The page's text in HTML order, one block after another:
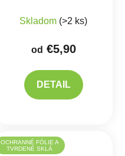
Skladom (>2 ks)
od €5,90
DETAIL
OCHRANNÉ FÓLIE A
TVRDENÉ SKLÁ